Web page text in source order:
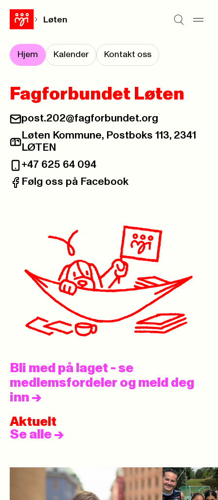
Løten
Hjem Kalender Kontakt oss
Fagforbundet Løten
E-post:
post.202@fagforbundet.org
Postadresse:
Løten Kommune, Postboks 113, 2341
LØTEN
Telefon:
+47 625 64 094
Facebook:
Følg oss på Facebook
Bli med på laget - se
medlemsfordeler og meld deg
inn ->
Aktuelt
Se alle ->